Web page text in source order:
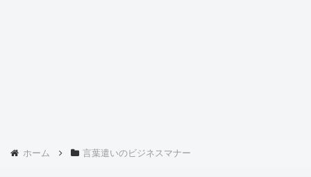
ホーム 言葉遣いのビジネスマナー